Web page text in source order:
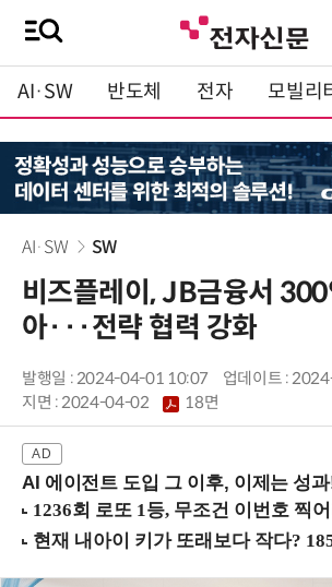
AI·SW 반도체 전자 모빌리
AI·SW SW
비즈플레이, JB금융서
아···전략 협력 강화
발행일 : 2024-04-01 10:07
업데이트 :
지면 :2024-04-02 18면
AI 에이전트 도입 그 이후, 이제는 성과!